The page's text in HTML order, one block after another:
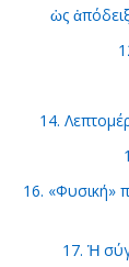
ὡς
14.
16. «Φυσική»
17. Ἡ